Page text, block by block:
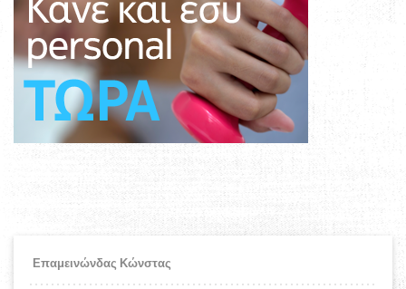
Επαμεινώνδας Κώνστας